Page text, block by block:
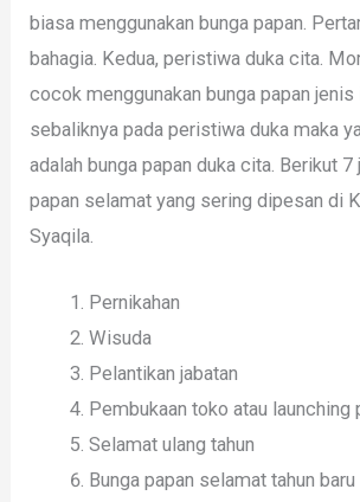
biasa menggunakan bunga papan.
bahagia. Kedua, peristiwa duka cita.
cocok menggunakan bunga papan jenis
sebaliknya pada peristiwa duka maka
adalah bunga papan duka cita. Berikut 7
papan selamat yang sering dipesan di
Syaqila.
Pernikahan
Wisuda
Pelantikan jabatan
Pembukaan toko atau launching
Selamat ulang tahun
Bunga papan selamat tahun baru